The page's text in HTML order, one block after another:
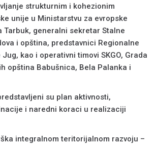
strukturnim i kohezionim
unije u Ministarstvu za evropske
Tarbuk, generalni sekretar Stalne
i opština, predstavnici Regionalne
kao i operativni timovi SKGO, Grada
opština Babušnica, Bela Palanka i
su plan aktivnosti,
i naredni koraci u realizaciji
integralnom teritorijalnom razvoju –